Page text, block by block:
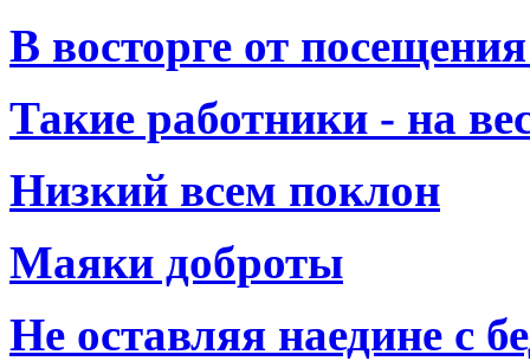
В восторге от
Такие работники - на
Низкий всем поклон
Маяки доброты
Не оставляя наедине с